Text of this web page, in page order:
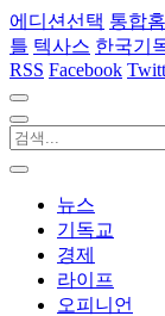
에디션선택 통합홈
틀 텍사스 한국기
RSS Facebook
뉴스
기독교
경제
라이프
오피니언